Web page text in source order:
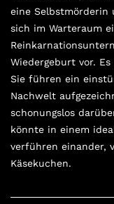
eine Selbstmörderin
sich im Warteraum
Wiedergeburt vor.
Sie führen ein
Nachwelt
schonungslos
könnte in einem
verführen einander,
Käsekuchen.